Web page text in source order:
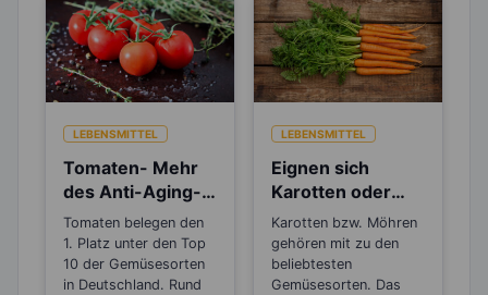
LEBENSMITTEL
Tomaten- Mehr
des Anti-Aging-
Stoffs Lycopin
durchs
Einkochen?
Tomaten belegen den
1. Platz unter den Top
10 der Gemüsesorten
in Deutschland. Rund
LEBENSMITTEL
Eignen sich
Karotten oder
Möhren zum
Abnehmen?
Karotten bzw. Möhren
gehören mit zu den
beliebtesten
Gemüsesorten. Das